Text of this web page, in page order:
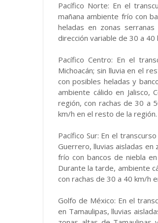
Pacífico Norte: En el
mañana ambiente frío con
heladas en zonas
dirección variable de 30 a
Pacífico Centro: En el
Michoacán; sin lluvia en el
con posibles heladas y
ambiente cálido en Jalisco,
región, con rachas de 30 a
km/h en el resto de la región.
Pacífico Sur: En el
Guerrero, lluvias aisladas en
frío con bancos de niebla
Durante la tarde, ambiente
con rachas de 30 a 40 km/h
Golfo de México: En el
en Tamaulipas, lluvias